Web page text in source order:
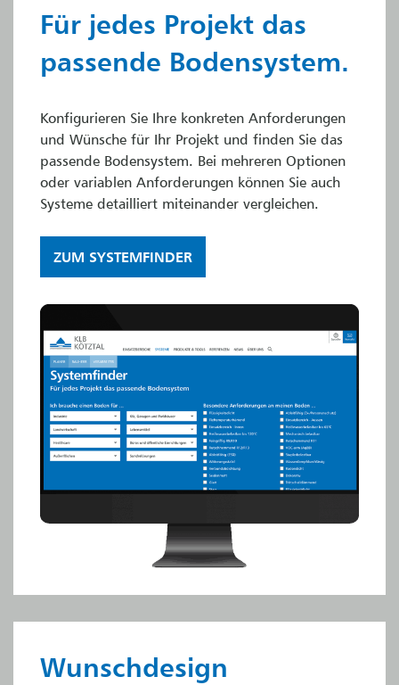
Für jedes Projekt das
passende Bodensystem.
Konfigurieren Sie Ihre konkreten Anforderungen
und Wünsche für Ihr Projekt und finden Sie das
passende Bodensystem. Bei mehreren Optionen
oder variablen Anforderungen können Sie auch
Systeme detailliert miteinander vergleichen.
ZUM SYSTEMFINDER
Wunschdesign